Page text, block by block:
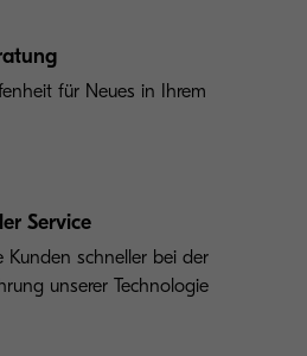
für Neues in Ihrem
Service
Kunden schneller bei der
unserer Technologie